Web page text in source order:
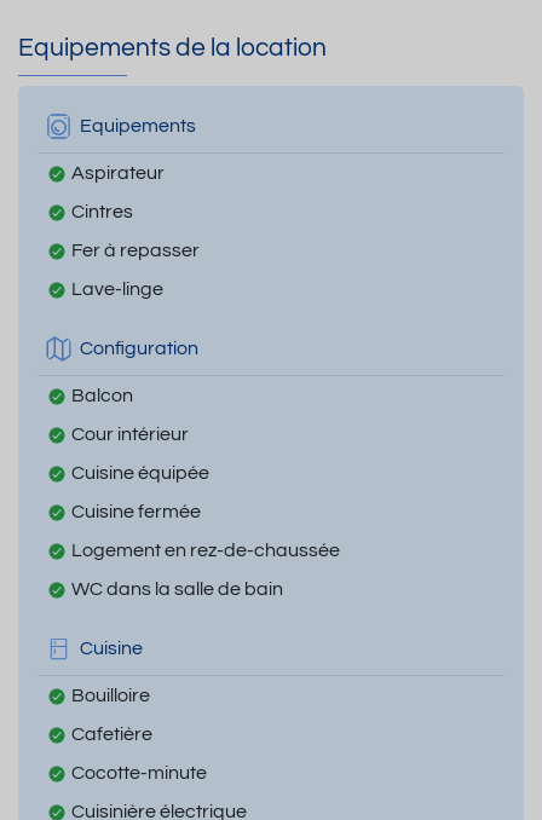
Equipements de la location
Equipements
Aspirateur
Cintres
Fer à repasser
Lave-linge
Configuration
Balcon
Cour intérieur
Cuisine équipée
Cuisine fermée
Logement en rez-de-chaussée
WC dans la salle de bain
Cuisine
Bouilloire
Cafetière
Cocotte-minute
Cuisinière électrique